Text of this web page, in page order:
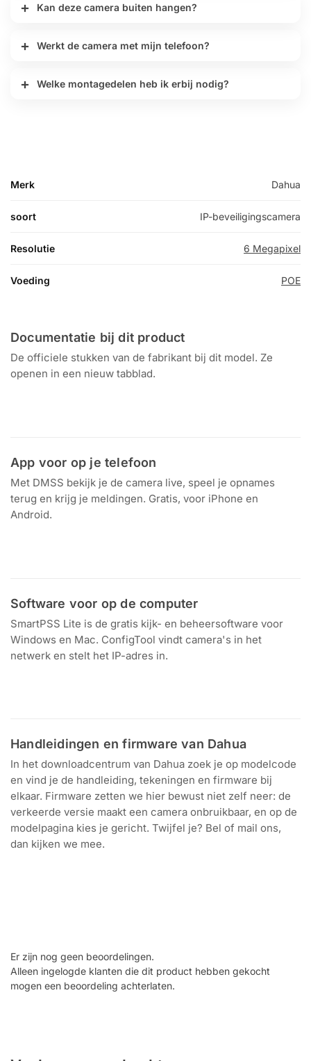
Kan deze camera buiten hangen?
Werkt de camera met mijn telefoon?
Welke montagedelen heb ik erbij nodig?
Merk Dahua
soort IP-beveiligingscamera
Resolutie 6 Megapixel
Voeding POE
Documentatie bij dit product
De officiele stukken van de fabrikant bij dit model. Ze
openen in een nieuw tabblad.
App voor op je telefoon
Met DMSS bekijk je de camera live, speel je opnames
terug en krijg je meldingen. Gratis, voor iPhone en
Android.
Software voor op de computer
SmartPSS Lite is de gratis kijk- en beheersoftware voor
Windows en Mac. ConfigTool vindt camera's in het
netwerk en stelt het IP-adres in.
Handleidingen en firmware van Dahua
In het downloadcentrum van Dahua zoek je op modelcode
en vind je de handleiding, tekeningen en firmware bij
elkaar. Firmware zetten we hier bewust niet zelf neer: de
verkeerde versie maakt een camera onbruikbaar, en op de
modelpagina kies je gericht. Twijfel je? Bel of mail ons,
dan kijken we mee.
Er zijn nog geen beoordelingen.
Alleen ingelogde klanten die dit product hebben gekocht
mogen een beoordeling achterlaten.